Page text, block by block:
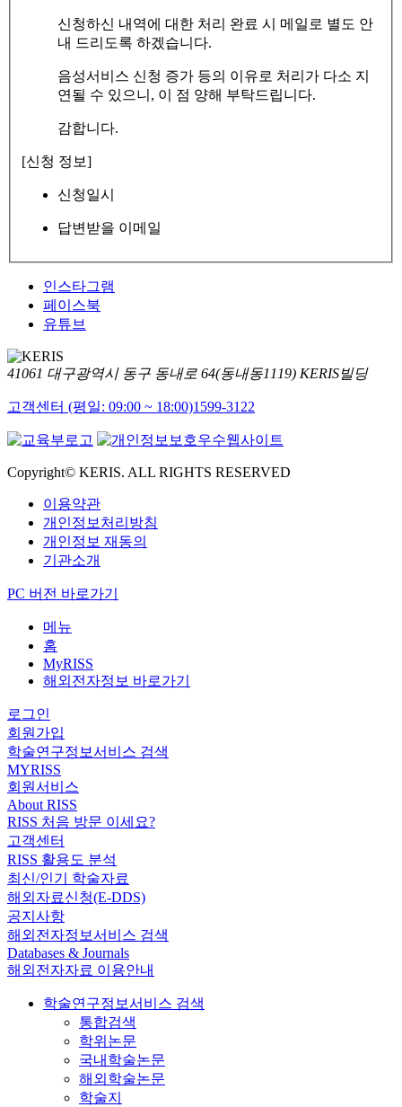
신청하신 내역에 대한 처리 완료 시 메일로 별도 안
내 드리도록 하겠습니다.
음성서비스 신청 증가 등의 이유로 처리가 다소 지
연될 수 있으니, 이 점 양해 부탁드립니다.
감합니다.
[신청 정보]
신청일시
답변받을 이메일
인스타그램
페이스북
유튜브
41061 대구광역시 동구 동내로 64(동내동1119) KERIS빌딩
고객센터 (평일: 09:00 ~ 18:00)1599-3122
Copyright© KERIS. ALL RIGHTS RESERVED
이용약관
개인정보처리방침
개인정보 재동의
기관소개
PC 버전 바로가기
메뉴
홈
MyRISS
해외전자정보 바로가기
로그인
회원가입
학술연구정보서비스 검색
MYRISS
회원서비스
About RISS
RISS 처음 방문 이세요?
고객센터
RISS 활용도 분석
최신/인기 학술자료
해외자료신청(E-DDS)
공지사항
해외전자정보서비스 검색
Databases & Journals
해외전자자료 이용안내
학술연구정보서비스 검색
통합검색
학위논문
국내학술논문
해외학술논문
학술지